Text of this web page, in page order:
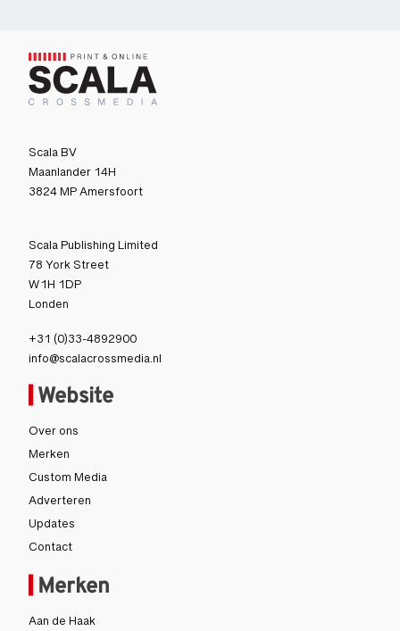
Scala BV
Maanlander 14H
3824 MP Amersfoort
Scala Publishing Limited
78 York Street
W1H 1DP
Londen
+31 (0)33-4892900
info@scalacrossmedia.nl
Merken
Aan de Haak
Website
Over ons
Merken
Custom Media
Adverteren
Updates
Contact